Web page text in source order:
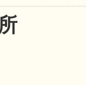
・講